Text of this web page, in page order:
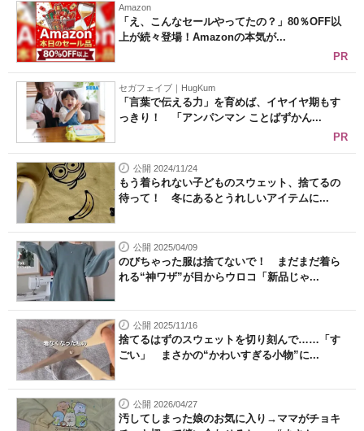
Amazon
「え、こんなセールやってたの？」80％OFF以
上が続々登場！Amazonの本気が...
PR
セガフェイブ｜HugKum
「言葉で伝える力」を育めば、イヤイヤ期もす
っきり！ 「アンパンマン ことばずかん...
PR
公開 2024/11/24
もう着られない子どものスウェット、捨てるの
待って！ 冬にあるとうれしいアイテムに...
公開 2025/04/09
のびちゃった服は捨てないで！ まだまだ着ら
れる“神ワザ”が目からウロコ「新品じゃ...
公開 2025/11/16
捨てるはずのスウェットを切り刻んで……「す
ごい」 まさかの“かわいすぎる小物”に...
公開 2026/04/27
汚してしまった娘のお気に入り→ママがチョキ